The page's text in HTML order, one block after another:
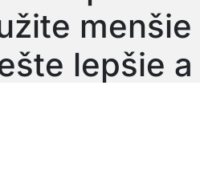
menšie
lepšie a